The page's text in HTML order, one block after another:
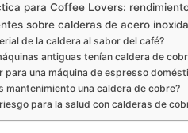
para Coffee Lovers:
sobre calderas de acero
de la caldera al sabor del café?
antiguas tenían caldera de
para una máquina de espresso
mantenimiento una caldera de cobre?
para la salud con calderas de